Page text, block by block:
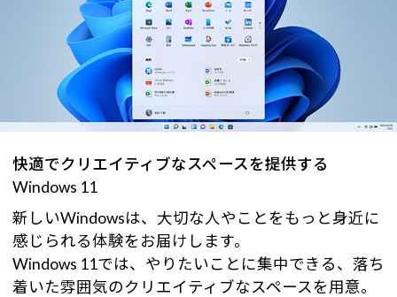
快適でクリエイティブなスペースを提供する
Windows 11
新しいWindowsは、大切な人やことをもっと身近に
感じられる体験をお届けします。
Windows 11では、やりたいことに集中できる、落ち
着いた雰囲気のクリエイティブなスペースを用意。